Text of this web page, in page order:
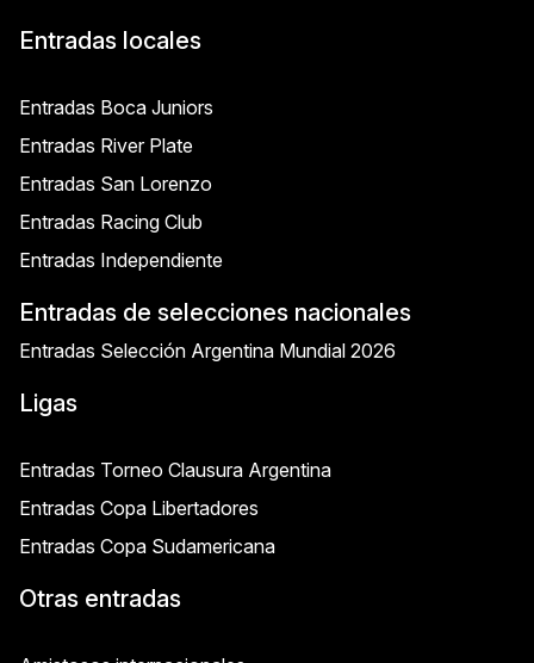
Entradas locales
Entradas Boca Juniors
Entradas River Plate
Entradas San Lorenzo
Entradas Racing Club
Entradas Independiente
Entradas de selecciones nacionales
Entradas Selección Argentina Mundial 2026
Ligas
Entradas Torneo Clausura Argentina
Entradas Copa Libertadores
Entradas Copa Sudamericana
Otras entradas